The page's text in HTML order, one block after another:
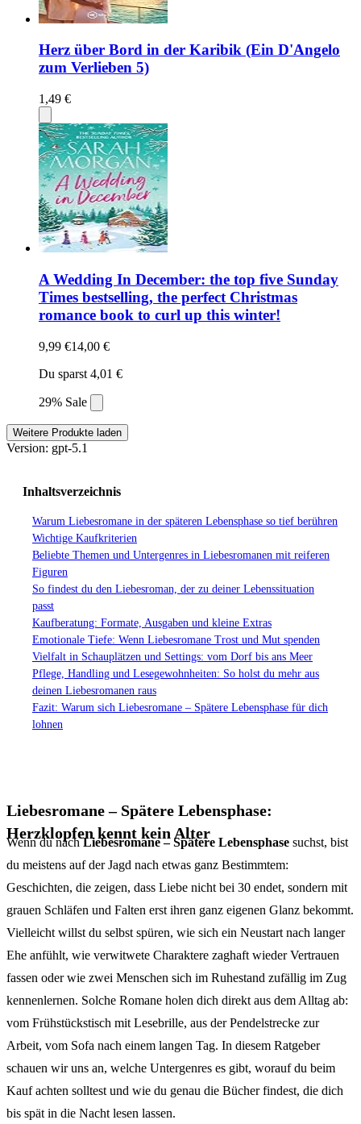
Herz über Bord in der Karibik (Ein D'Angelo
zum Verlieben 5)
1,49 €
A Wedding In December: the top five Sunday
Times bestselling, the perfect Christmas
romance book to curl up this winter!
9,99 €14,00 €
Du sparst 4,01 €
29% Sale
Weitere Produkte laden
Version: gpt-5.1
Liebesromane – Spätere Lebensphase:
Herzklopfen kennt kein Alter
Wenn du nachLiebesromane – Spätere Lebensphase suchst, bist
du meistens auf der Jagd nach etwas ganz Bestimmtem:
Geschichten, die zeigen, dass Liebe nicht bei 30 endet, sondern mit
grauen Schläfen und Falten erst ihren ganz eigenen Glanz bekommt.
Vielleicht willst du selbst spüren, wie sich ein Neustart nach langer
Ehe anfühlt, wie verwitwete Charaktere zaghaft wieder Vertrauen
fassen oder wie zwei Menschen sich im Ruhestand zufällig im Zug
kennenlernen. Solche Romane holen dich direkt aus dem Alltag ab:
vom Frühstückstisch mit Lesebrille, aus der Pendelstrecke zur
Arbeit, vom Sofa nach einem langen Tag. In diesem Ratgeber
schauen wir uns an, welche Untergenres es gibt, worauf du beim
Kauf achten solltest und wie du genau die Bücher findest, die dich
bis spät in die Nacht lesen lassen.
Inhaltsverzeichnis
Warum Liebesromane in der späteren Lebensphase so tief berühren
Wichtige Kaufkriterien
Beliebte Themen und Untergenres in Liebesromanen mit reiferen
Figuren
So findest du den Liebesroman, der zu deiner Lebenssituation
passt
Kaufberatung: Formate, Ausgaben und kleine Extras
Emotionale Tiefe: Wenn Liebesromane Trost und Mut spenden
Vielfalt in Schauplätzen und Settings: vom Dorf bis ans Meer
Pflege, Handling und Lesegewohnheiten: So holst du mehr aus
deinen Liebesromanen raus
Fazit: Warum sich Liebesromane – Spätere Lebensphase für dich
lohnen